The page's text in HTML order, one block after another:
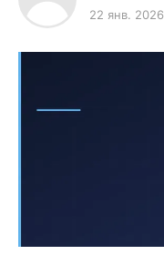
22 янв. 2026